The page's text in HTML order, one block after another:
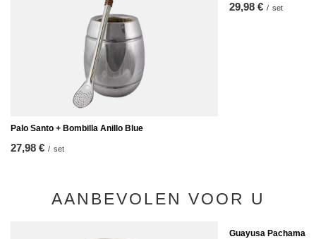
Palo Santo + Bombilla Anillo Blue
27,98 € / set
29,98 € / set
AANBEVOLEN VOOR U
Guayusa